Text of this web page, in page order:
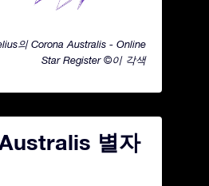
의 Corona Australis - Online
Star Register ©이 각색
별자